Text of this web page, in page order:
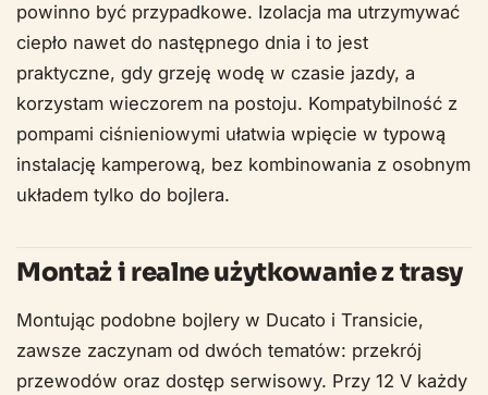
powinno być przypadkowe. Izolacja ma utrzymywać
ciepło nawet do następnego dnia i to jest
praktyczne, gdy grzeję wodę w czasie jazdy, a
korzystam wieczorem na postoju. Kompatybilność z
pompami ciśnieniowymi ułatwia wpięcie w typową
instalację kamperową, bez kombinowania z osobnym
układem tylko do bojlera.
Montaż i realne użytkowanie z trasy
Montując podobne bojlery w Ducato i Transicie,
zawsze zaczynam od dwóch tematów: przekrój
przewodów oraz dostęp serwisowy. Przy 12 V każdy